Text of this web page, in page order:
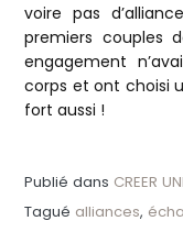
voire pas
premiers couples
engagement
corps et ont choisi
fort aussi !
Publié dans CREER
Tagué alliances,